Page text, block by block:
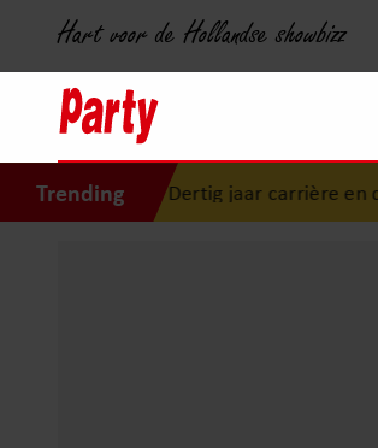
Hart voor de Hollandse showbizz
Trending
“Dertig jaar carrière en de pers mag